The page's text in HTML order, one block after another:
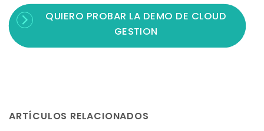
QUIERO PROBAR LA DEMO DE CLOUD
GESTION
ARTÍCULOS RELACIONADOS